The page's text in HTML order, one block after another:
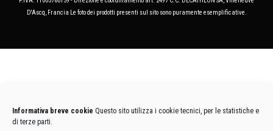
Informativa breve cookie Questo sito utilizza i cookie tecnici, per le statistiche e
di terze parti.
D'Ascq, Francia Le foto dei prodotti presenti sul sito sono puramente esemplificative.